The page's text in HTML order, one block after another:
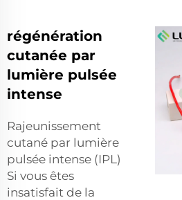
régénération
cutanée par
lumière pulsée
intense
Rajeunissement
cutané par lumière
pulsée intense (IPL)
Si vous êtes
insatisfait de la